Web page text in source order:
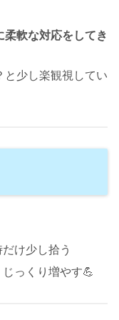
柔軟な対応をしてき
と少し楽観視してい
け少し拾う
っくり増やす💪